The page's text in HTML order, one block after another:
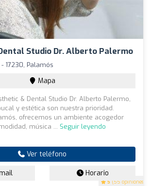
Studio Dr. Alberto Palermo
5 (55 opiniones)
17230, Palamós
Mapa
& Dental Studio Dr. Alberto Palermo,
y estética son nuestra prioridad.
ofrecemos un ambiente acogedor
música ... Seguir leyendo
Ver teléfono
Horario